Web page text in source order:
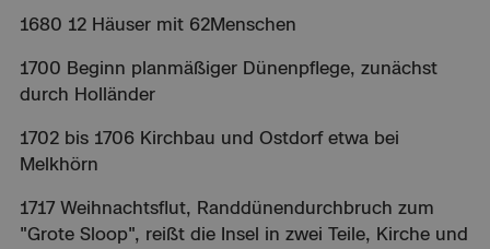
1680 12 Häuser mit 62Menschen
1700 Beginn planmäßiger Dünenpflege, zunächst
durch Holländer
1702 bis 1706 Kirchbau und Ostdorf etwa bei
Melkhörn
1717 Weihnachtsflut, Randdünendurchbruch zum
"Grote Sloop", reißt die Insel in zwei Teile, Kirche und